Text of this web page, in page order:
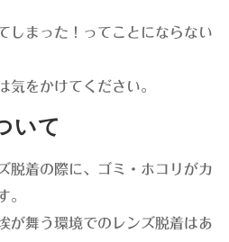
しまった！ってことにならない
気をかけてください。
いて
脱着の際に、ゴミ・ホコリがカ
。
が舞う環境でのレンズ脱着はあ